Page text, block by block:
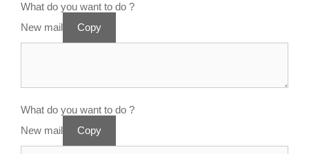
What do you want to do ?
New mail
Copy
What do you want to do ?
New mail
Copy